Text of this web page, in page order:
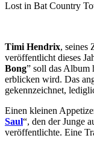
Lost in Bat Country
Timi Hendrix, seines
veröffentlicht dieses
Bong” soll das Album
erblicken wird. Das
gekennzeichnet,
Einen kleinen
Saul“, den der Junge
veröffentlichte. Eine